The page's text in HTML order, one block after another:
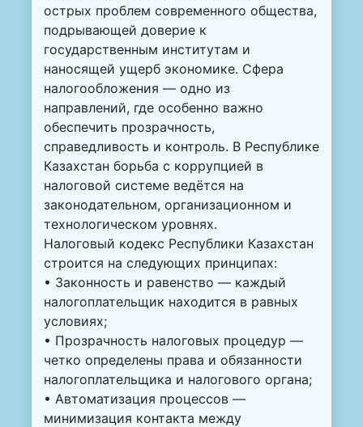
острых проблем современного общества,
подрывающей доверие к
государственным институтам и
наносящей ущерб экономике. Сфера
налогообложения — одно из
направлений, где особенно важно
обеспечить прозрачность,
справедливость и контроль. В Республике
Казахстан борьба с коррупцией в
налоговой системе ведётся на
законодательном, организационном и
технологическом уровнях.
Налоговый кодекс Республики Казахстан
строится на следующих принципах:
• Законность и равенство — каждый
налогоплательщик находится в равных
условиях;
• Прозрачность налоговых процедур —
четко определены права и обязанности
налогоплательщика и налогового органа;
• Автоматизация процессов —
минимизация контакта между